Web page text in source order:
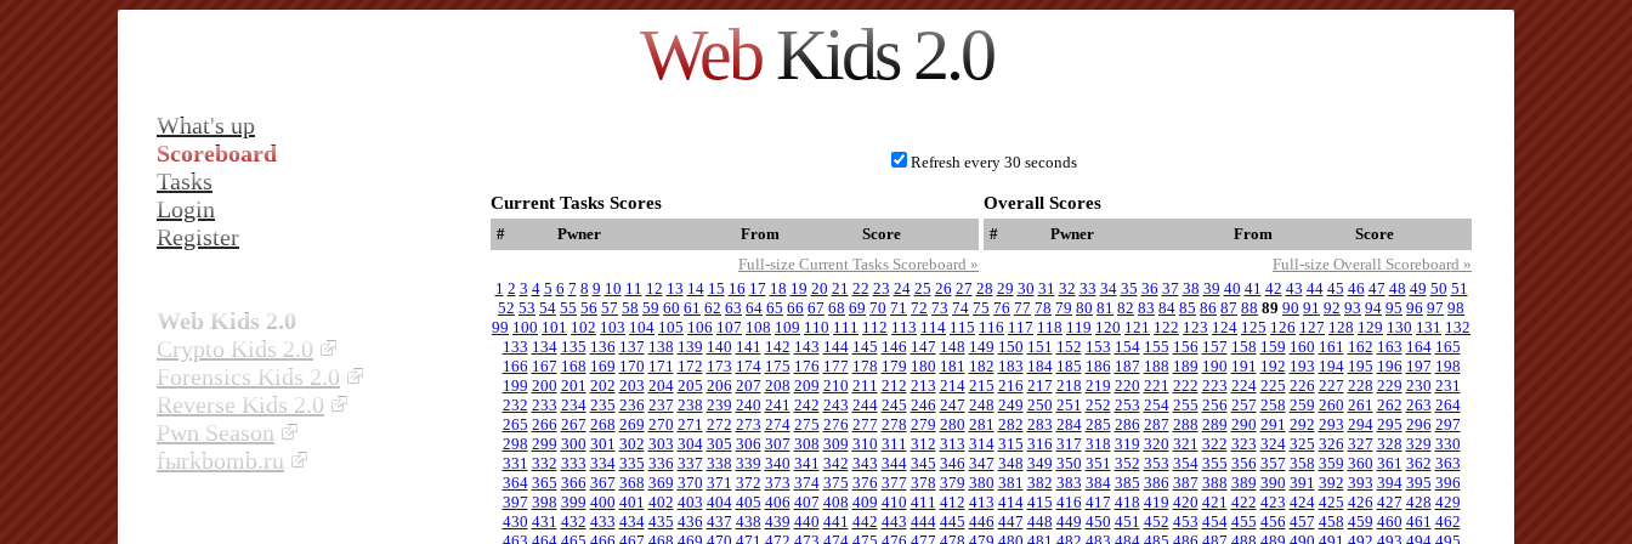
WebKids 2.0
What's up
Scoreboard
Tasks
Login
Register
Web Kids 2.0
Crypto Kids 2.0
Forensics Kids 2.0
Reverse Kids 2.0
Pwn Season
fыrkbomb.ru
Refresh every 30 seconds
Current Tasks Scores Overall Scores
# Pwner From
Score
Full-size Current Tasks Scoreboard »
# Pwner From
Score
Full-size Overall Scoreboard »
1 2 3 4 5 6 7 8 9 10 11 12 13 14 15 16 17 18 19 20 21 22 23 24 25 26 27 28 29 30 31 32 33 34 35 36 37 38 39 40 41 42 43 44 45 46 47 48 49 50 51
52 53 54 55 56 57 58 59 60 61 62 63 64 65 66 67 68 69 70 71 72 73 74 75 76 77 78 79 80 81 82 83 84 85 86 87 88 89 90 91 92 93 94 95 96 97 98
99 100 101 102 103 104 105 106 107 108 109 110 111 112 113 114 115 116 117 118 119 120 121 122 123 124 125 126 127 128 129 130 131 132
133 134 135 136 137 138 139 140 141 142 143 144 145 146 147 148 149 150 151 152 153 154 155 156 157 158 159 160 161 162 163 164 165
166 167 168 169 170 171 172 173 174 175 176 177 178 179 180 181 182 183 184 185 186 187 188 189 190 191 192 193 194 195 196 197 198
199 200 201 202 203 204 205 206 207 208 209 210 211 212 213 214 215 216 217 218 219 220 221 222 223 224 225 226 227 228 229 230 231
232 233 234 235 236 237 238 239 240 241 242 243 244 245 246 247 248 249 250 251 252 253 254 255 256 257 258 259 260 261 262 263 264
265 266 267 268 269 270 271 272 273 274 275 276 277 278 279 280 281 282 283 284 285 286 287 288 289 290 291 292 293 294 295 296 297
298 299 300 301 302 303 304 305 306 307 308 309 310 311 312 313 314 315 316 317 318 319 320 321 322 323 324 325 326 327 328 329 330
331 332 333 334 335 336 337 338 339 340 341 342 343 344 345 346 347 348 349 350 351 352 353 354 355 356 357 358 359 360 361 362 363
364 365 366 367 368 369 370 371 372 373 374 375 376 377 378 379 380 381 382 383 384 385 386 387 388 389 390 391 392 393 394 395 396
397 398 399 400 401 402 403 404 405 406 407 408 409 410 411 412 413 414 415 416 417 418 419 420 421 422 423 424 425 426 427 428 429
430 431 432 433 434 435 436 437 438 439 440 441 442 443 444 445 446 447 448 449 450 451 452 453 454 455 456 457 458 459 460 461 462